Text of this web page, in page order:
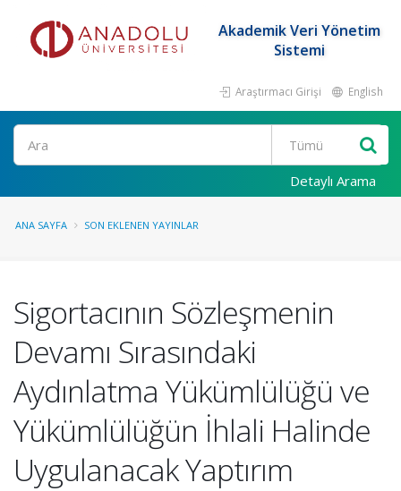
Akademik Veri Yönetim
Sistemi
Araştırmacı Girişi English
Ara
Detaylı Arama
ANA SAYFA SON EKLENEN YAYINLAR
Sigortacının Sözleşmenin
Devamı Sırasındaki
Aydınlatma Yükümlülüğü ve
Yükümlülüğün İhlali Halinde
Uygulanacak Yaptırım